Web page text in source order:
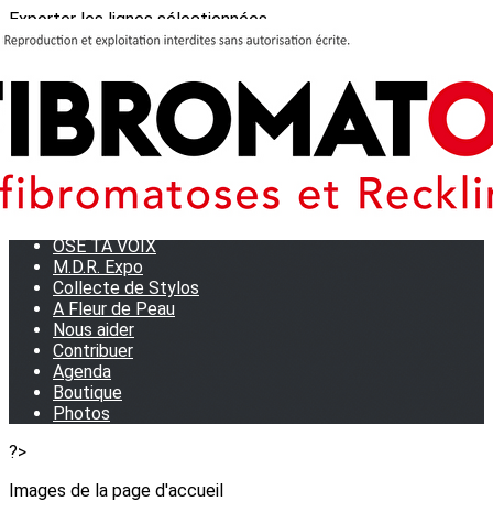
Exporter les lignes sélectionnées
Exporter toutes les colonnes
Journées Partage 2026 - La Rochelle
Les manifestations
OSE TA VOIX
M.D.R. Expo
Collecte de Stylos
A Fleur de Peau
Nous aider
Contribuer
Agenda
Boutique
Photos
?>
Images de la page d'accueil